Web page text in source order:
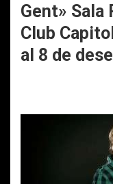
Gent» Sala
Club
al 8 de